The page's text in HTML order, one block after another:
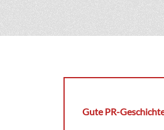
Gute PR-